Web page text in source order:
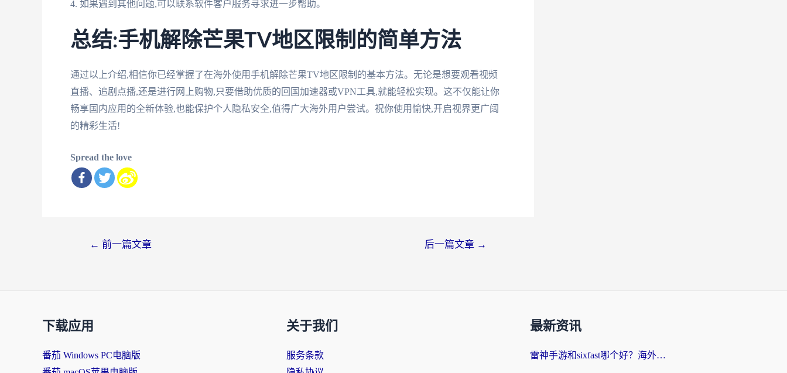
4. 如果遇到其他问题,可以联系软件客户服务寻求进一步帮助。
总结:手机解除芒果TV地区限制的简单方法
通过以上介绍,相信你已经掌握了在海外使用手机解除芒果TV地区限制的基本方法。无论是想要观看视频
直播、追剧点播,还是进行网上购物,只要借助优质的回国加速器或VPN工具,就能轻松实现。这不仅能让你
畅享国内应用的全新体验,也能保护个人隐私安全,值得广大海外用户尝试。祝你使用愉快,开启视界更广阔
的精彩生活!
Spread the love
← 前一篇文章 后一篇文章 →
下载应用
番茄 Windows PC电脑版
关于我们
服务条款
最新资讯
雷神手游和sixfast哪个好？海外党亲测3款回国加速器，教你选对不踩坑